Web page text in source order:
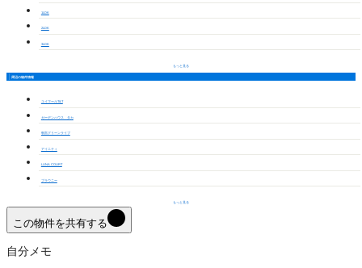
1LDK
2LDK
3LDK
もっと見る
周辺の物件情報
ユイマールT&T
ガーデンハウス タカ
朝宮グリーンライブ
アイニティ
LUNA COURT
ブラウニー
もっと見る
この物件を共有する
自分メモ